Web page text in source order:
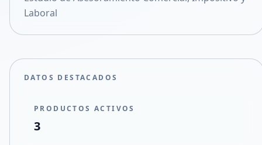
Compartir en X
Laboral
DATOS DESTACADOS
PRODUCTOS ACTIVOS
3